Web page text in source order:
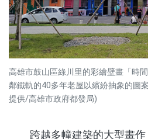
高雄市鼓山區綠川里的彩繪壁畫「時
鄰鐵軌的40多年老屋以繽紛抽象的圖
提供/高雄市政府都發局)
跨越多幢建築的大型畫作